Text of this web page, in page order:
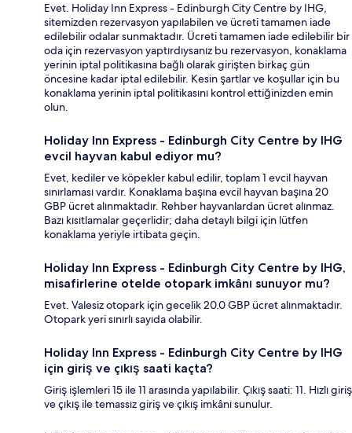
Evet. Holiday Inn Express - Edinburgh City Centre by IHG,
sitemizden rezervasyon yapılabilen ve ücreti tamamen iade
edilebilir odalar sunmaktadır. Ücreti tamamen iade edilebilir bir
oda için rezervasyon yaptırdıysanız bu rezervasyon, konaklama
yerinin iptal politikasına bağlı olarak girişten birkaç gün
öncesine kadar iptal edilebilir. Kesin şartlar ve koşullar için bu
konaklama yerinin iptal politikasını kontrol ettiğinizden emin
olun.
Holiday Inn Express - Edinburgh City Centre by IHG
evcil hayvan kabul ediyor mu?
Evet, kediler ve köpekler kabul edilir, toplam 1 evcil hayvan
sınırlaması vardır. Konaklama başına evcil hayvan başına 20
GBP ücret alınmaktadır. Rehber hayvanlardan ücret alınmaz.
Bazı kısıtlamalar geçerlidir; daha detaylı bilgi için lütfen
konaklama yeriyle irtibata geçin.
Holiday Inn Express - Edinburgh City Centre by IHG,
misafirlerine otelde otopark imkânı sunuyor mu?
Evet. Valesiz otopark için gecelik 20.0 GBP ücret alınmaktadır.
Otopark yeri sınırlı sayıda olabilir.
Holiday Inn Express - Edinburgh City Centre by IHG
için giriş ve çıkış saati kaçta?
Giriş işlemleri 15 ile 11 arasında yapılabilir. Çıkış saati: 11. Hızlı giriş
ve çıkış ile temassız giriş ve çıkış imkânı sunulur.